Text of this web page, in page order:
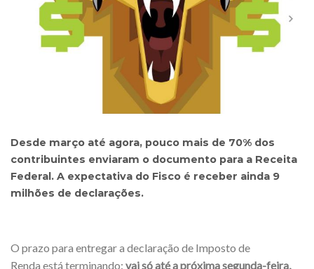
Desde março até agora, pouco mais de 70% dos
contribuintes enviaram o documento para a Receita
Federal. A expectativa do Fisco é receber ainda 9
milhões de declarações.
O prazo para entregar a declaração de Imposto de
Renda está terminando: vai só até a próxima segunda-feira,